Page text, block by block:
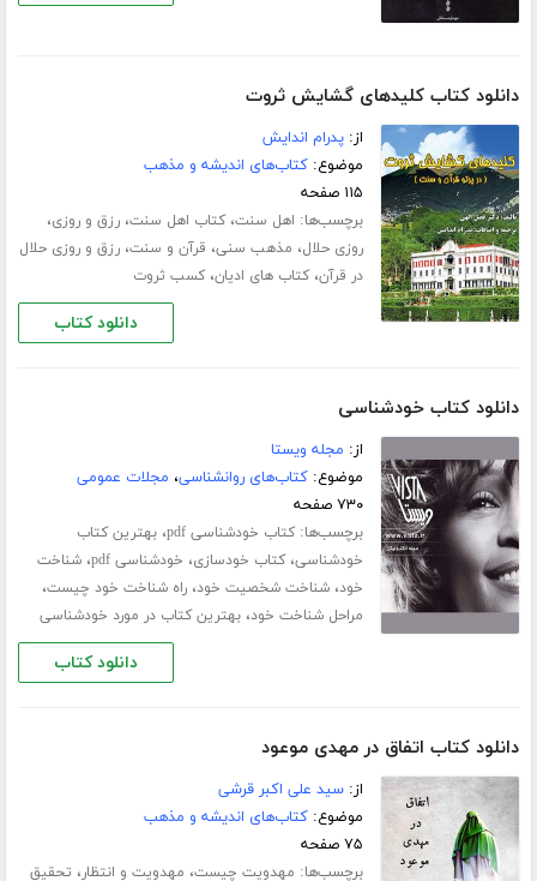
دانلود کتاب کلیدهای گشایش ثروت
از:پدرام اندایش
موضوع:کتاب‌های اندیشه و مذهب
۱۱۵ صفحه
برچسب‌ها: اهل سنت،کتاب اهل سنت،رزق و روزی،
روزی حلال، مذهب سنی، قرآن و سنت،رزق و روزی حلال
در قرآن،کتاب های ادیان،کسب ثروت
دانلود کتاب
دانلود کتاب خودشناسی
از: مجله ویستا
موضوع:کتاب‌های روانشناسی، مجلات عمومی
۷۳۰ صفحه
برچسب‌ها:کتاب خودشناسی pdf ،بهترین کتاب
خودشناسی،کتاب خودسازی، خودشناسی pdf ،شناخت
خود،شناخت شخصیت خود،راه شناخت خود چیست،
مراحل شناخت خود،بهترین کتاب در مورد خودشناسی
دانلود کتاب
دانلود کتاب اتفاق در مهدی موعود
از:سید علی اکبر قرشی
موضوع:کتاب‌های اندیشه و مذهب
۷۵ صفحه
برچسب‌ها: مهدویت چیست، مهدویت و انتظار، تحقیق